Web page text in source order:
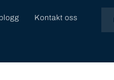
Kontakt oss